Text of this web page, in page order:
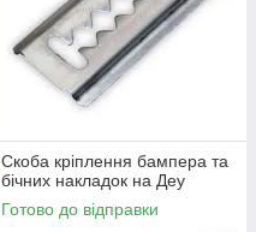
Скоба кріплення бампера та
бічних накладок на Деу
Готово до відправки